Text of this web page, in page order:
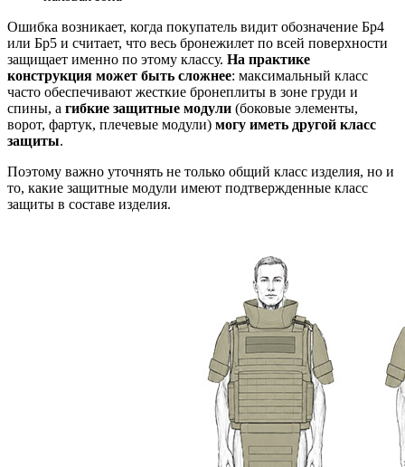
Ошибка возникает, когда покупатель видит обозначение Бр4
или Бр5 и считает, что весь бронежилет по всей поверхности
защищает именно по этому классу. На практике
конструкция может быть сложнее: максимальный класс
часто обеспечивают жесткие бронеплиты в зоне груди и
спины, а гибкие защитные модули (боковые элементы,
ворот, фартук, плечевые модули) могу иметь другой класс
защиты.
Поэтому важно уточнять не только общий класс изделия, но и
то, какие защитные модули имеют подтвержденные класс
защиты в составе изделия.